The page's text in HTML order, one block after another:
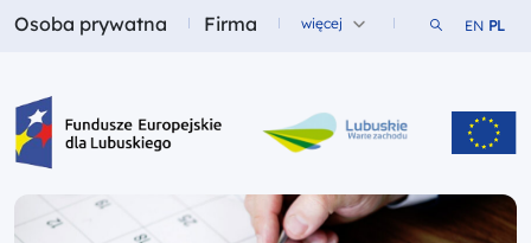
Fundusze dla
Osoba prywatna Fundusze dla
Firma więcej Szukaj w
EN PL
Fundusze Europejskie dla Lubuskiego